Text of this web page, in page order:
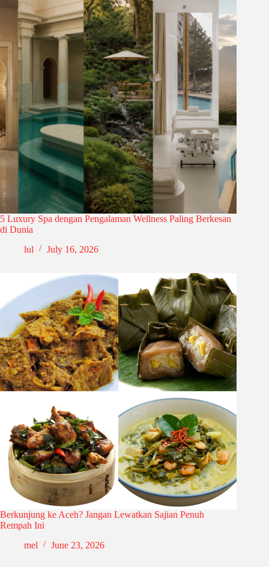
5 Luxury Spa dengan Pengalaman Wellness Paling Berkesan
di Dunia
lul
July 16, 2026
Berkunjung ke Aceh? Jangan Lewatkan Sajian Penuh
Rempah Ini
mel
June 23, 2026